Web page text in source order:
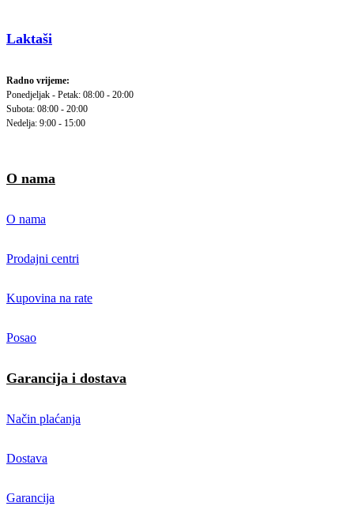
Laktaši
Radno vrijeme:
Ponedjeljak - Petak: 08:00 - 20:00
Subota: 08:00 - 20:00
Nedelja: 9:00 - 15:00
O nama
O nama
Prodajni centri
Kupovina na rate
Posao
Garancija i dostava
Način plaćanja
Dostava
Garancija